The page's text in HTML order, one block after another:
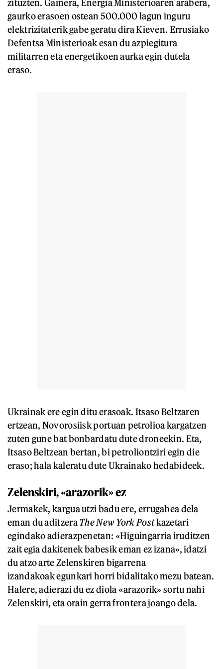
zituzten. Gainera, Energia Ministerioaren arabera,
gaurko erasoen ostean 500.000 lagun inguru
elektrizitaterik gabe geratu dira Kieven. Errusiako
Defentsa Ministerioak esan du azpiegitura
militarren eta energetikoen aurka egin dutela
eraso.
Ukrainak ere egin ditu erasoak. Itsaso Beltzaren
ertzean, Novorosiisk portuan petrolioa kargatzen
zuten gune bat bonbardatu dute droneekin. Eta,
Itsaso Beltzean bertan, bi petroliontziri egin die
eraso; hala kaleratu dute Ukrainako hedabideek.
Zelenskiri, «arazorik» ez
Jermakek, kargua utzi badu ere, errugabea dela
eman du aditzeraThe New York Postkazetari
egindako adierazpenetan: «Higuingarria iruditzen
zait egia dakitenek babesik eman ez izana», idatzi
du atzo arte Zelenskiren bigarrena
izandakoak egunkari horri bidalitako mezu batean.
Halere, adierazi du ez diola «arazorik» sortu nahi
Zelenskiri, eta orain gerra frontera joango dela.